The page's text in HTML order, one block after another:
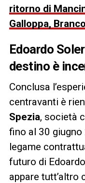
ritorno di
Galloppa,
Edoardo
destino è
Conclusa
centravanti è
Spezia, società
fino al 30
legame
futuro di
appare tutt’altro